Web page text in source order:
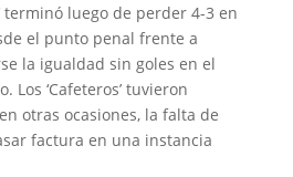
terminó luego de perder 4-3 en
el punto penal frente a
la igualdad sin goles en el
Los ‘Cafeteros’ tuvieron
otras ocasiones, la falta de
factura en una instancia